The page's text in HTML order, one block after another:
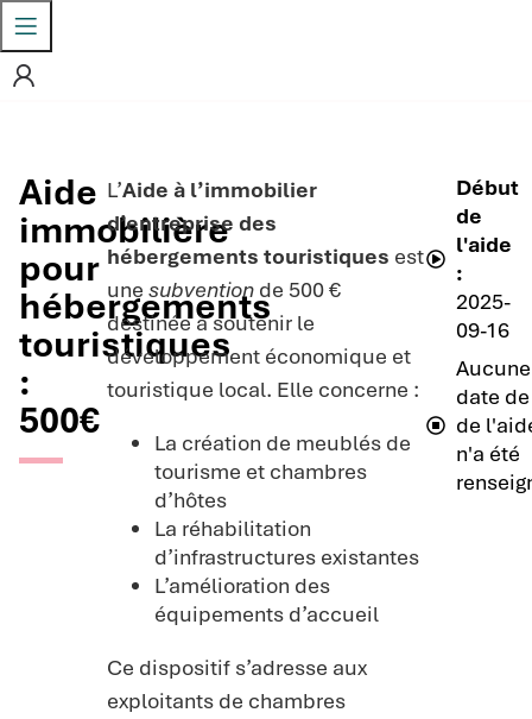
Aide
immobilière
pour
hébergements
touristiques
:
500€
L’Aide à l’immobilier
d’entreprise des
hébergements touristiques est
unesubvention de 500 €
destinée à soutenir le
développement économique et
touristique local. Elle concerne :
La création de meublés de
tourisme et chambres
d’hôtes
La réhabilitation
d’infrastructures existantes
L’amélioration des
équipements d’accueil
Ce dispositif s’adresse aux
exploitants de chambres
Début
de
l'aide
:
2025-
09-16
Aucune
date
de
n'a été